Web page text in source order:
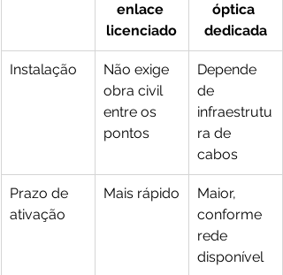
enlace
licenciado
óptica
dedicada
Instalação
Não exige
obra civil
entre os
pontos
Depende
de
infraestrutu
ra de
cabos
Prazo de
ativação
Mais rápido
Maior,
conforme
rede
disponível